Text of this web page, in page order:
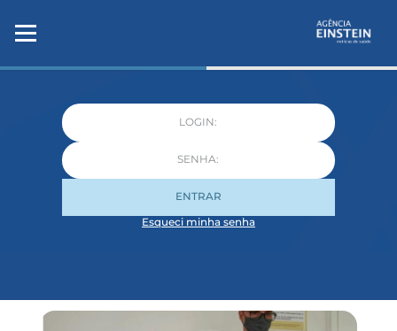
ENTRAR
Esqueci minha senha